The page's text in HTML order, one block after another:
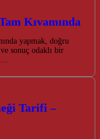
Kıvamında
yapmak, doğru
sonuç odaklı bir
Tarifi –